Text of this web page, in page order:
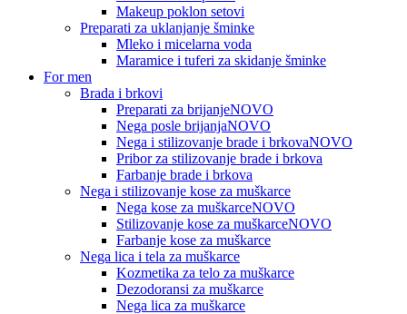
Makeup poklon setovi
Preparati za uklanjanje šminke
Mleko i micelarna voda
Maramice i tuferi za skidanje šminke
For men
Brada i brkovi
Preparati za brijanjeNOVO
Nega posle brijanjaNOVO
Nega i stilizovanje brade i brkovaNOVO
Pribor za stilizovanje brade i brkova
Farbanje brade i brkova
Nega i stilizovanje kose za muškarce
Nega kose za muškarceNOVO
Stilizovanje kose za muškarceNOVO
Farbanje kose za muškarce
Nega lica i tela za muškarce
Kozmetika za telo za muškarce
Dezodoransi za muškarce
Nega lica za muškarce